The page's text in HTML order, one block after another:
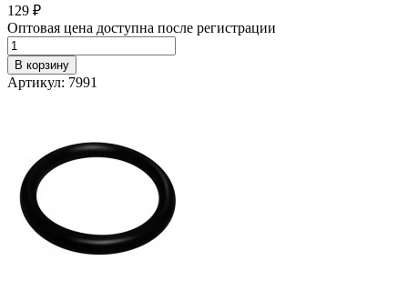
129 ₽
Оптовая цена доступна после регистрации
В корзину
Артикул: 7991